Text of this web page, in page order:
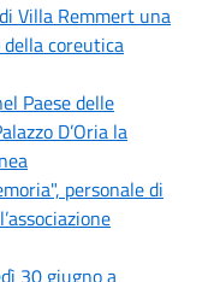
Villa Remmert una
coreutica
Paese delle
D’Oria la
personale di